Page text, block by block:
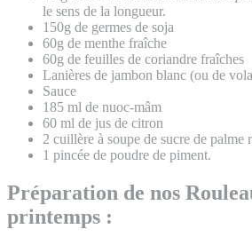
le sens de la longueur.
150g de germes de soja
60g de menthe fraîche
60g de feuilles de coriandre fraîches
Lanières de jambon blanc (ou de
Sauce
185 ml de nuoc-mâm
60 ml de jus de citron
2 cuillère à soupe de sucre de palme
1 pincée de poudre de piment.
Préparation de nos
printemps :